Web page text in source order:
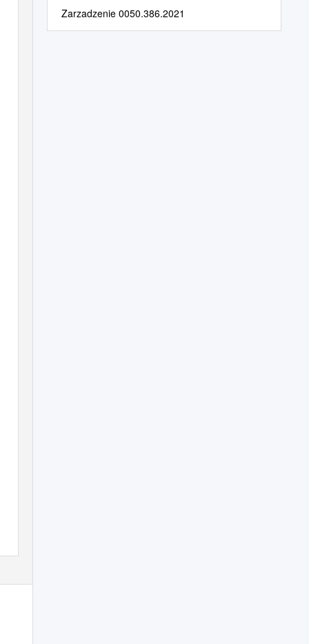
Zarzadzenie 0050.386.2021